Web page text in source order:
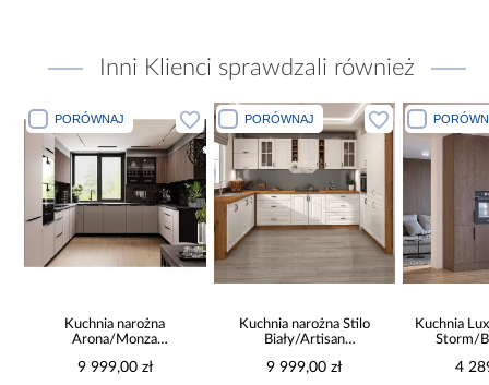
Inni Klienci sprawdzali również
PORÓWNAJ
Kuchnia narożna
Arona/Monza
9 999,00 zł
PORÓWNAJ
Kuchnia narożna Stilo
Biały/Artisan
9 999,00 zł
Kuchnia
Storm/
4